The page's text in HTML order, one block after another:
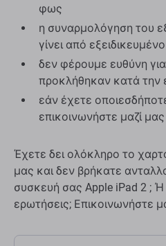
φως
η συναρμολόγηση του
γίνει από
δεν φέρουμε ευθύνη
προκλήθηκαν κατά την
εάν έχετε
επικοινωνήστε μαζί
Έχετε δει ολόκληρο το
μας και δεν βρήκατε
συσκευή σας Apple iPad 2 ; Ή
ερωτήσεις; Επικοινωνήστε